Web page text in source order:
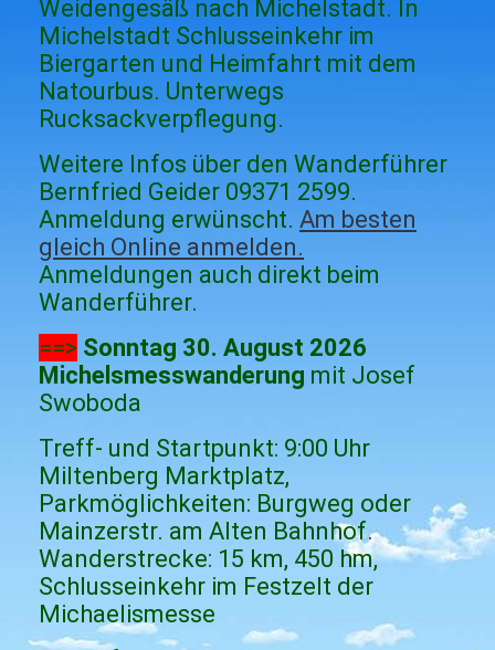
Weidengesäß nach Michelstadt. In
Michelstadt Schlusseinkehr im
Biergarten und Heimfahrt mit dem
Natourbus. Unterwegs
Rucksackverpflegung.
Weitere Infos über den Wanderführer
Bernfried Geider 09371 2599.
Anmeldung erwünscht. Am besten
gleich Online anmelden.
Anmeldungen auch direkt beim
Wanderführer.
==> Sonntag 30. August 2026
Michelsmesswanderung mit Josef
Swoboda
Treff- und Startpunkt: 9:00 Uhr
Miltenberg Marktplatz,
Parkmöglichkeiten: Burgweg oder
Mainzerstr. am Alten Bahnhof.
Wanderstrecke: 15 km, 450 hm,
Schlusseinkehr im Festzelt der
Michaelismesse